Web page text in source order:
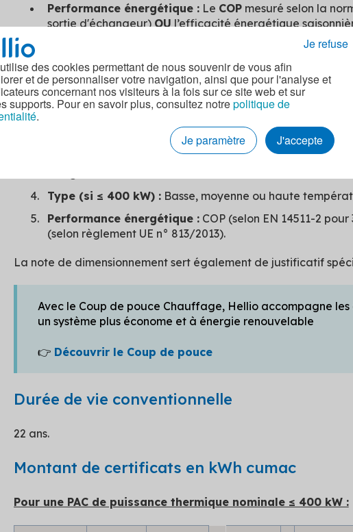
des cookies permettant de nous souvenir de vous afin
et de personnaliser votre navigation, ainsi que pour l'analyse et
concernant nos visiteurs à la fois sur ce site web et sur
supports. Pour en savoir plus, consultez notrepolitique de
.
Je paramètre
J'accepte
Je refuse
Performance énergétique :Le COPmesuré selon la
sortie d'échangeur) OU l’efficacité énergétique
Pour justifier l'opération (sauf autre preuve), il faut inclure la
l'équipement installé, ainsi qu'un document du fabricant ou
(COFRAC ou équivalent CEE selon NF EN ISO/IEC 17065)
Pompe(s) à chaleur eau/eau ou eau glycolée/
Puissance thermique nominale(pour chaque PAC).
Type (si ≤ 400 kW) :Basse, moyenne ou haute
Performance énergétique :COP (selon EN 14511-2
(selon règlement UE n° 813/2013).
La note de dimensionnement sert également de justificatif
Avec le Coup de pouce Chauffage, Hellio accompagne
un système plus économe et à énergie renouvelable
👉 Découvrir le Coup de pouce
Durée de vie conventionnelle
22 ans.
Montant de certificats en kWh cumac
Pour une PAC de puissance thermique nominale ≤ 400 kW :